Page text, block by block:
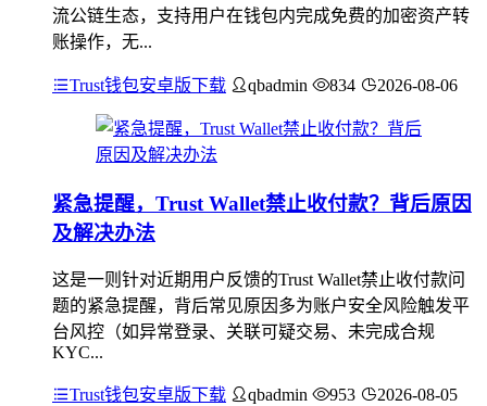
流公链生态，支持用户在钱包内完成免费的加密资产转
账操作，无...
Trust钱包安卓版下载 qbadmin 834 2026-08-06
紧急提醒，Trust Wallet禁止收付款？背后原因
及解决办法
这是一则针对近期用户反馈的Trust Wallet禁止收付款问
题的紧急提醒，背后常见原因多为账户安全风险触发平
台风控（如异常登录、关联可疑交易、未完成合规
KYC...
Trust钱包安卓版下载 qbadmin 953 2026-08-05